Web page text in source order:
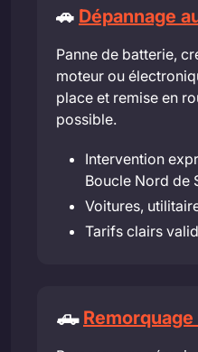
🚗 Dépannage
Panne de batterie,
moteur ou
place et remise en
possible.
Intervention
Boucle Nord de
Voitures,
Tarifs clairs
🛻